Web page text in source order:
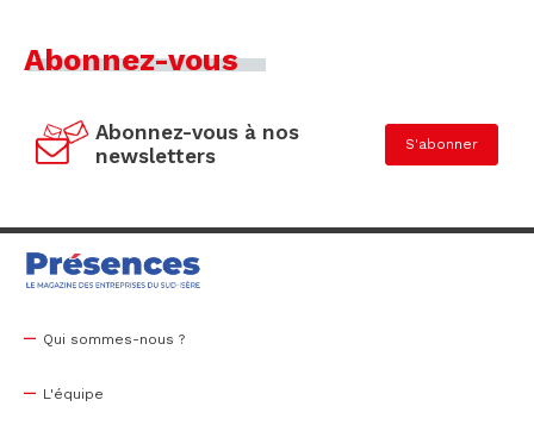
Abonnez-vous
Abonnez-vous à nos
newsletters
S'abonner
Qui sommes-nous ?
L'équipe